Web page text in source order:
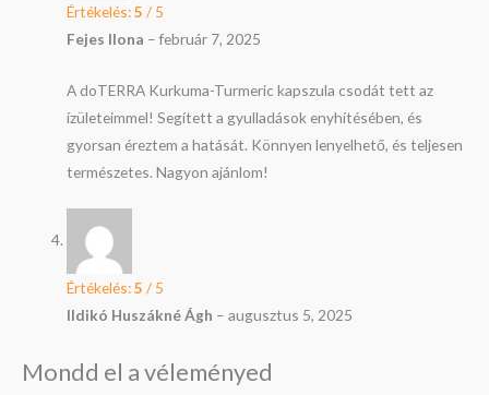
Értékelés:5 / 5
Fejes Ilona – február 7, 2025
A doTERRA Kurkuma-Turmeric kapszula csodát tett az
ízületeimmel! Segített a gyulladások enyhítésében, és
gyorsan éreztem a hatását. Könnyen lenyelhető, és teljesen
természetes. Nagyon ajánlom!
Értékelés:5 / 5
Ildikó Huszákné Ágh – augusztus 5, 2025
Mondd el a véleményed